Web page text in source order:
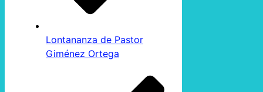
Lontananza de Pastor
Giménez Ortega